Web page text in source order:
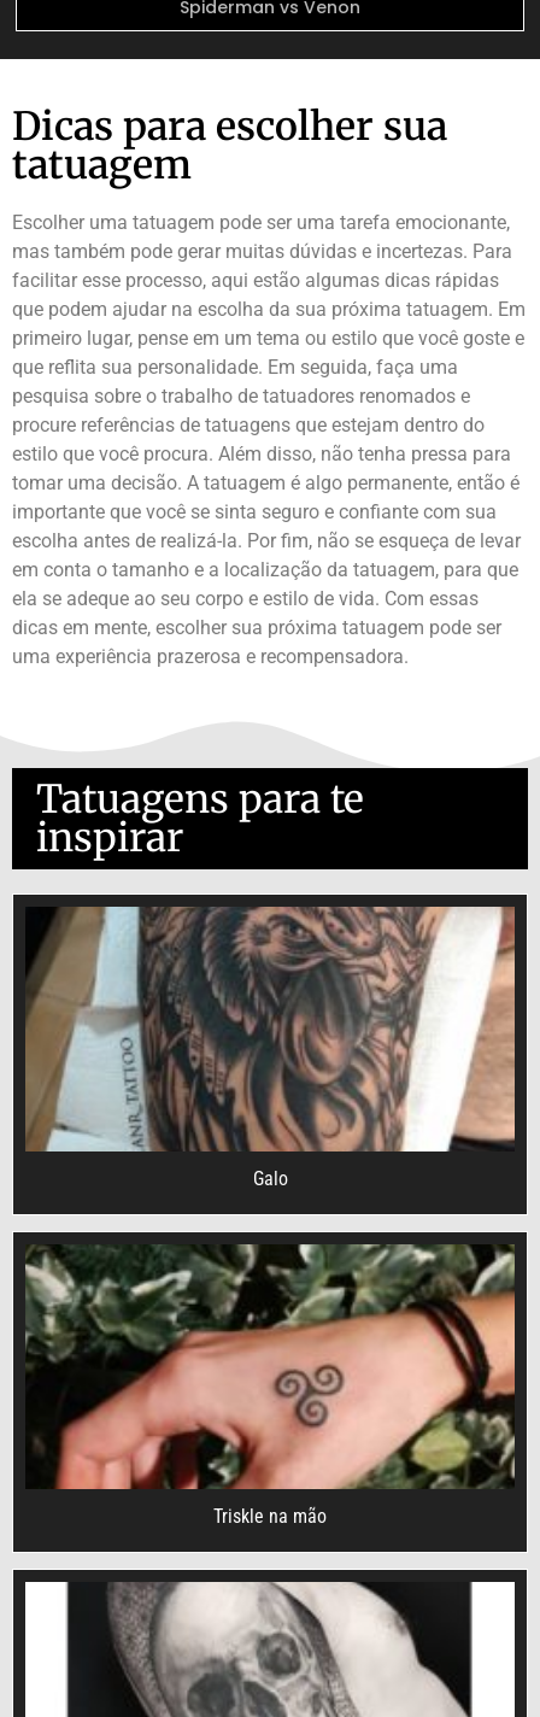
Spiderman vs Venon
Dicas para escolher sua
tatuagem
Escolher uma tatuagem pode ser uma tarefa emocionante,
mas também pode gerar muitas dúvidas e incertezas. Para
facilitar esse processo, aqui estão algumas dicas rápidas
que podem ajudar na escolha da sua próxima tatuagem. Em
primeiro lugar, pense em um tema ou estilo que você goste e
que reflita sua personalidade. Em seguida, faça uma
pesquisa sobre o trabalho de tatuadores renomados e
procure referências de tatuagens que estejam dentro do
estilo que você procura. Além disso, não tenha pressa para
tomar uma decisão. A tatuagem é algo permanente, então é
importante que você se sinta seguro e confiante com sua
escolha antes de realizá-la. Por fim, não se esqueça de levar
em conta o tamanho e a localização da tatuagem, para que
ela se adeque ao seu corpo e estilo de vida. Com essas
dicas em mente, escolher sua próxima tatuagem pode ser
uma experiência prazerosa e recompensadora.
Tatuagens para te
inspirar
Galo
Triskle na mão